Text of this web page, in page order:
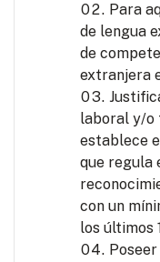
Para
de lengua
de
extranjera
laboral y/o
establece
que regula
con un
los últimos